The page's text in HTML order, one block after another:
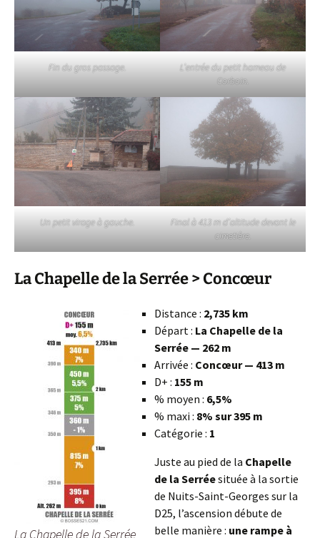
Fin du gros passage.
L’entrée du petit hameau de
Corboin.
Un petit virage à gauche.
Final à 413 m d’altitude devant le
cimetière.
La Chapelle de la Serrée > Concœur
La Chapelle de la Serrée
Distance : 2,735 km
Départ : La Chapelle de la
Serrée — 262 m
Arrivée : Concœur — 413 m
D+ : 155 m
% moyen : 6,5%
% maxi : 8% sur 395 m
Catégorie : 1
Juste au pied de la Chapelle
de la Serréesituée à la sortie
de Nuits-Saint-Georges sur la
D25, l’ascension débute de
belle manière : une rampe à